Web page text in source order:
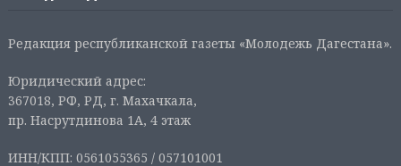
Редакция республиканской газеты «Молодежь Дагестана».
Юридический адрес:
367018, РФ, РД, г. Махачкала,
пр. Насрутдинова 1А, 4 этаж
ИНН/КПП: 0561055365 / 057101001